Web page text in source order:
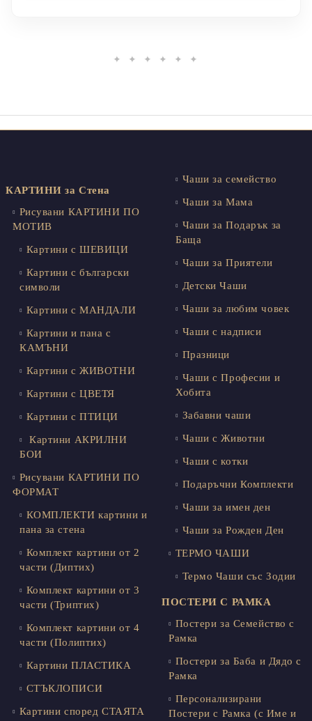
✦ ✦ ✦ ✦ ✦ ✦
КАРТИНИ за Стена
Рисувани КАРТИНИ ПО
МОТИВ
Картини с ШЕВИЦИ
Картини с български
символи
Картини с МАНДАЛИ
Картини и пана с
КАМЪНИ
Картини с ЖИВОТНИ
Картини с ЦВЕТЯ
Картини с ПТИЦИ
Картини АКРИЛНИ
БОИ
Рисувани КАРТИНИ ПО
ФОРМАТ
КОМПЛЕКТИ картини и
пана за стена
Комплект картини от 2
части (Диптих)
Комплект картини от 3
части (Триптих)
Комплект картини от 4
части (Полиптих)
Картини ПЛАСТИКА
СТЪКЛОПИСИ
Картини според СТАЯТА
Чаши за семейство
Чаши за Мама
Чаши за Подарък за
Баща
Чаши за Приятели
Детски Чаши
Чаши за любим човек
Чаши с надписи
Празници
Чаши с Професии и
Хобита
Забавни чаши
Чаши с Животни
Чаши с котки
Подаръчни Комплекти
Чаши за имен ден
Чаши за Рожден Ден
ТЕРМО ЧАШИ
Термо Чаши със Зодии
ПОСТЕРИ С РАМКА
Постери за Семейство с
Рамка
Постери за Баба и Дядо с
Рамка
Персонализирани
Постери с Рамка (с Име и